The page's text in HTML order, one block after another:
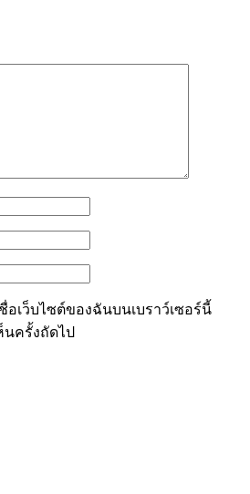
เว็บไซต์ของฉันบนเบราว์เซอร์นี้
นครั้งถัดไป